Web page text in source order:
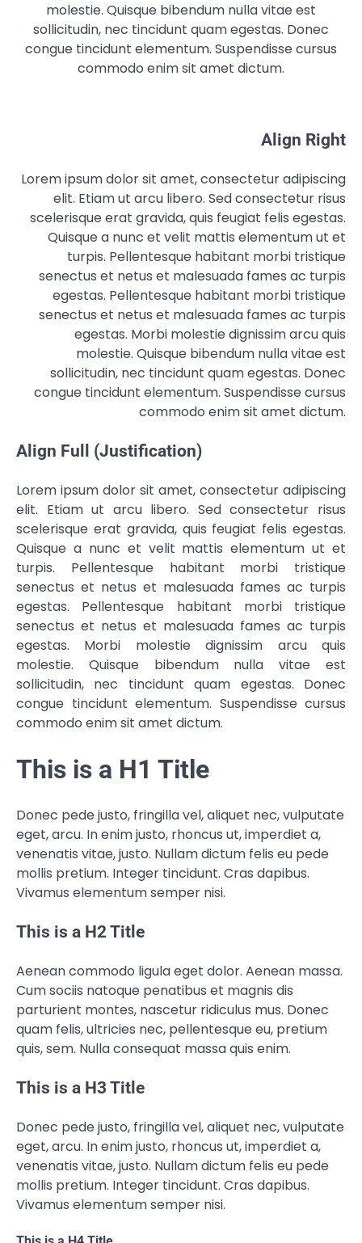
molestie. Quisque bibendum nulla vitae est
sollicitudin, nec tincidunt quam egestas. Donec
congue tincidunt elementum. Suspendisse cursus
commodo enim sit amet dictum.
Align Right
Lorem ipsum dolor sit amet, consectetur adipiscing
elit. Etiam ut arcu libero. Sed consectetur risus
scelerisque erat gravida, quis feugiat felis egestas.
Quisque a nunc et velit mattis elementum ut et
turpis. Pellentesque habitant morbi tristique
senectus et netus et malesuada fames ac turpis
egestas. Pellentesque habitant morbi tristique
senectus et netus et malesuada fames ac turpis
egestas. Morbi molestie dignissim arcu quis
molestie. Quisque bibendum nulla vitae est
sollicitudin, nec tincidunt quam egestas. Donec
congue tincidunt elementum. Suspendisse cursus
commodo enim sit amet dictum.
Align Full (Justification)
Lorem ipsum dolor sit amet, consectetur adipiscing
elit. Etiam ut arcu libero. Sed consectetur risus
scelerisque erat gravida, quis feugiat felis egestas.
Quisque a nunc et velit mattis elementum ut et
turpis. Pellentesque habitant morbi tristique
senectus et netus et malesuada fames ac turpis
egestas. Pellentesque habitant morbi tristique
senectus et netus et malesuada fames ac turpis
egestas. Morbi molestie dignissim arcu quis
molestie. Quisque bibendum nulla vitae est
sollicitudin, nec tincidunt quam egestas. Donec
congue tincidunt elementum. Suspendisse cursus
commodo enim sit amet dictum.
This is a H1 Title
Donec pede justo, fringilla vel, aliquet nec, vulputate
eget, arcu. In enim justo, rhoncus ut, imperdiet a,
venenatis vitae, justo. Nullam dictum felis eu pede
mollis pretium. Integer tincidunt. Cras dapibus.
Vivamus elementum semper nisi.
This is a H2 Title
Aenean commodo ligula eget dolor. Aenean massa.
Cum sociis natoque penatibus et magnis dis
parturient montes, nascetur ridiculus mus. Donec
quam felis, ultricies nec, pellentesque eu, pretium
quis, sem. Nulla consequat massa quis enim.
This is a H3 Title
Donec pede justo, fringilla vel, aliquet nec, vulputate
eget, arcu. In enim justo, rhoncus ut, imperdiet a,
venenatis vitae, justo. Nullam dictum felis eu pede
mollis pretium. Integer tincidunt. Cras dapibus.
Vivamus elementum semper nisi.